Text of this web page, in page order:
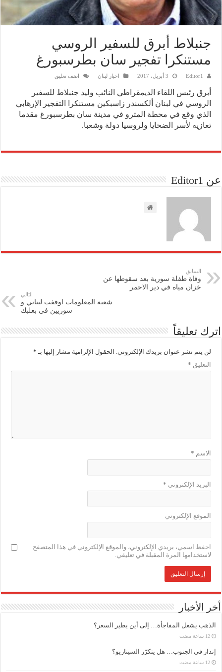
جنبلاط أبرق للسفير الروسي
مستنكرا تفجير سان بطرسبورغ
Editor1 3 أبريل، 2017 اخبار لبنان اضف تعليق
أبرق رئيس اللقاء الديمقراطي النائب وليد جنبلاط للسفير
الروسي في لبنان ألكسندر زاسبكين مستنكرا التفجير الإرهابي
الذي وقع في محطة المترو في مدينة سان بطرسبورغ مقدما
تعازيه لأسر الضحايا ولروسيا دولة وشعبا.
عن Editor1
السابق
وفاة طفلة سورية بعد سقوطها عن
خزان مياه في دير الاحمر
التالي
شعبة المعلومات اوقفت لبناني و
سوريين في بعلبك
اترك تعليقاً
لن يتم نشر عنوان بريدك الإلكتروني. الحقول الإلزامية مشار إليها بـ *
التعليق *
الاسم *
البريد الإلكتروني *
الموقع الإلكتروني
احفظ اسمي، بريدي الإلكتروني، والموقع الإلكتروني في هذا المتصفح
لاستخدامها المرة المقبلة في تعليقي.
أخر الأخبار
الذهب يشعل المفاجأة… إلى أين يطير السعر؟
‏12 ساعة مضت
إنذار في الجنوب… هل يتكرّر السيناريو؟
‏12 ساعة مضت